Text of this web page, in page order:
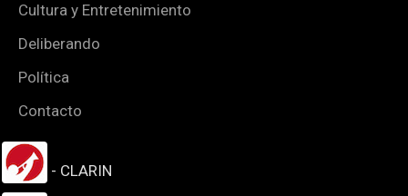
Cultura y Entretenimiento
Deliberando
Política
Contacto
- CLARIN